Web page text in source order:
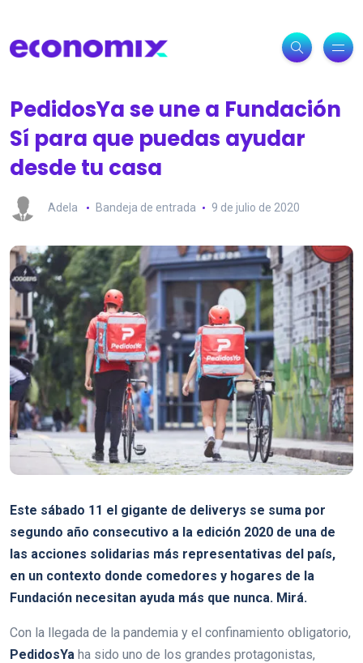
PedidosYa se une a Fundación
Sí para que puedas ayudar
desde tu casa
Adela Bandeja de entrada 9 de julio de 2020
Este sábado 11 el gigante de deliverys se suma por
segundo año consecutivo a la edición 2020 de una de
las acciones solidarias más representativas del país,
en un contexto donde comedores y hogares de la
Fundación necesitan ayuda más que nunca. Mirá.
Con la llegada de la pandemia y el confinamiento obligatorio,
PedidosYa ha sido uno de los grandes protagonistas,